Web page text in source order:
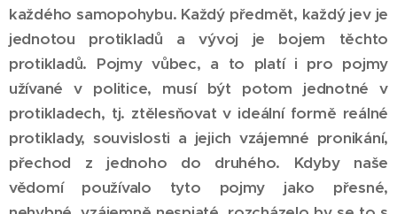
každého samopohybu. Každý předmět, každý jev je
jednotou protikladů a vývoj je bojem těchto
protikladů. Pojmy vůbec, a to platí i pro pojmy
užívané v politice, musí být potom jednotné v
protikladech, tj. ztělesňovat v ideální formě reálné
protiklady, souvislosti a jejich vzájemné pronikání,
přechod z jednoho do druhého. Kdyby naše
vědomí používalo tyto pojmy jako přesné,